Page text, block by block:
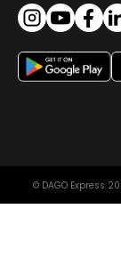
© DAGO Express